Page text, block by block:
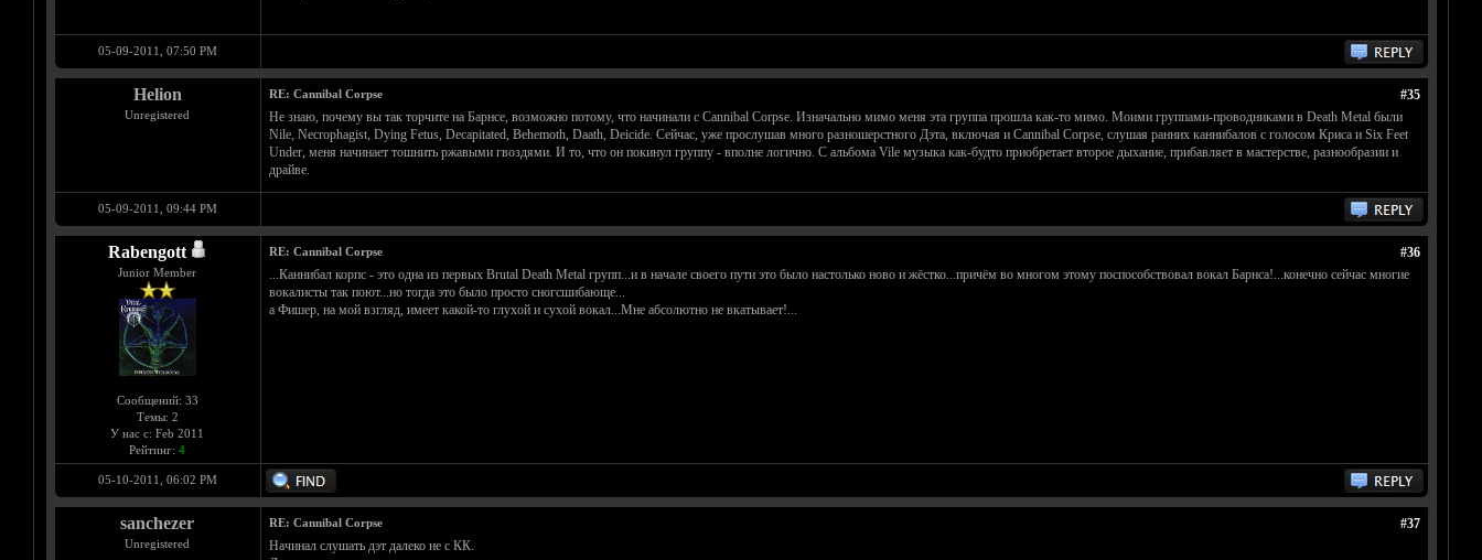
05-09-2011, 07:50 PM
Helion
Unregistered
#35
RE: Cannibal Corpse
Не знаю, почему вы так торчите на Барнсе, возможно потому, что начинали с Cannibal Corpse. Изначально мимо меня эта группа прошла как-то мимо. Моими группами-проводниками в Death Metal были
Nile, Necrophagist, Dying Fetus, Decapitated, Behemoth, Daath, Deicide. Сейчас, уже прослушав много разношерстного Дэта, включая и Cannibal Corpse, слушая ранних каннибалов с голосом Криса и Six Feet
Under, меня начинает тошнить ржавыми гвоздями. И то, что он покинул группу - вполне логично. С альбома Vile музыка как-будто приобретает второе дыхание, прибавляет в мастерстве, разнообразии и
драйве.
05-09-2011, 09:44 PM
Rabengott
Junior Member
Сообщений: 33
Темы: 2
У нас с: Feb 2011
Рейтинг: 4
#36
RE: Cannibal Corpse
...Каннибал корпс - это одна из первых Brutal Death Metal групп...и в начале своего пути это было настолько ново и жёстко...причём во многом этому поспособствовал вокал Барнса!...конечно сейчас многие
вокалисты так поют...но тогда это было просто сногсшибающе...
а Фишер, на мой взгляд, имеет какой-то глухой и сухой вокал...Мне абсолютно не вкатывает!...
05-10-2011, 06:02 PM
sanchezer
Unregistered
#37
RE: Cannibal Corpse
Начинал слушать дэт далеко не с КК.